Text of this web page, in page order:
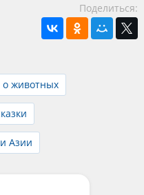
Поделиться:
о животных
Азии